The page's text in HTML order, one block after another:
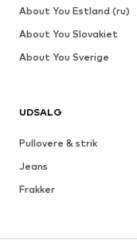
UDSALG
Pullovere & strik
Jeans
Frakker
Nederdele
About You Estland (ru)
About You Slovakiet
About You Sverige